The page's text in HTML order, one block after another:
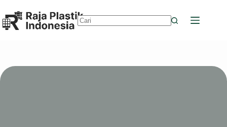
to
content